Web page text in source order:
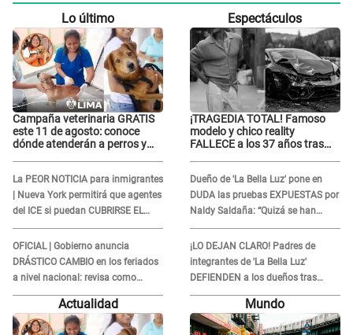
Lo último
Campaña veterinaria GRATIS
este 11 de agosto: conoce
dónde atenderán a perros y
La PEOR NOTICIA para inmigrantes
| Nueva York permitirá que agentes
del ICE si puedan CUBRIRSE EL
ROSTRO
OFICIAL | Gobierno anuncia
DRÁSTICO CAMBIO en los feriados
a nivel nacional: revisa como
quedarán los DÍAS LIBRES
Espectáculos
¡TRAGEDIA TOTAL! Famoso
modelo y chico reality
FALLECE a los 37 años tras
Dueño de 'La Bella Luz' pone en
DUDA las pruebas EXPUESTAS por
Naldy Saldaña: “Quizá se han
editado...”
¡LO DEJAN CLARO! Padres de
integrantes de 'La Bella Luz'
DEFIENDEN a los dueños tras
denuncia: “Nunca vimos nada...”
Actualidad Mundo